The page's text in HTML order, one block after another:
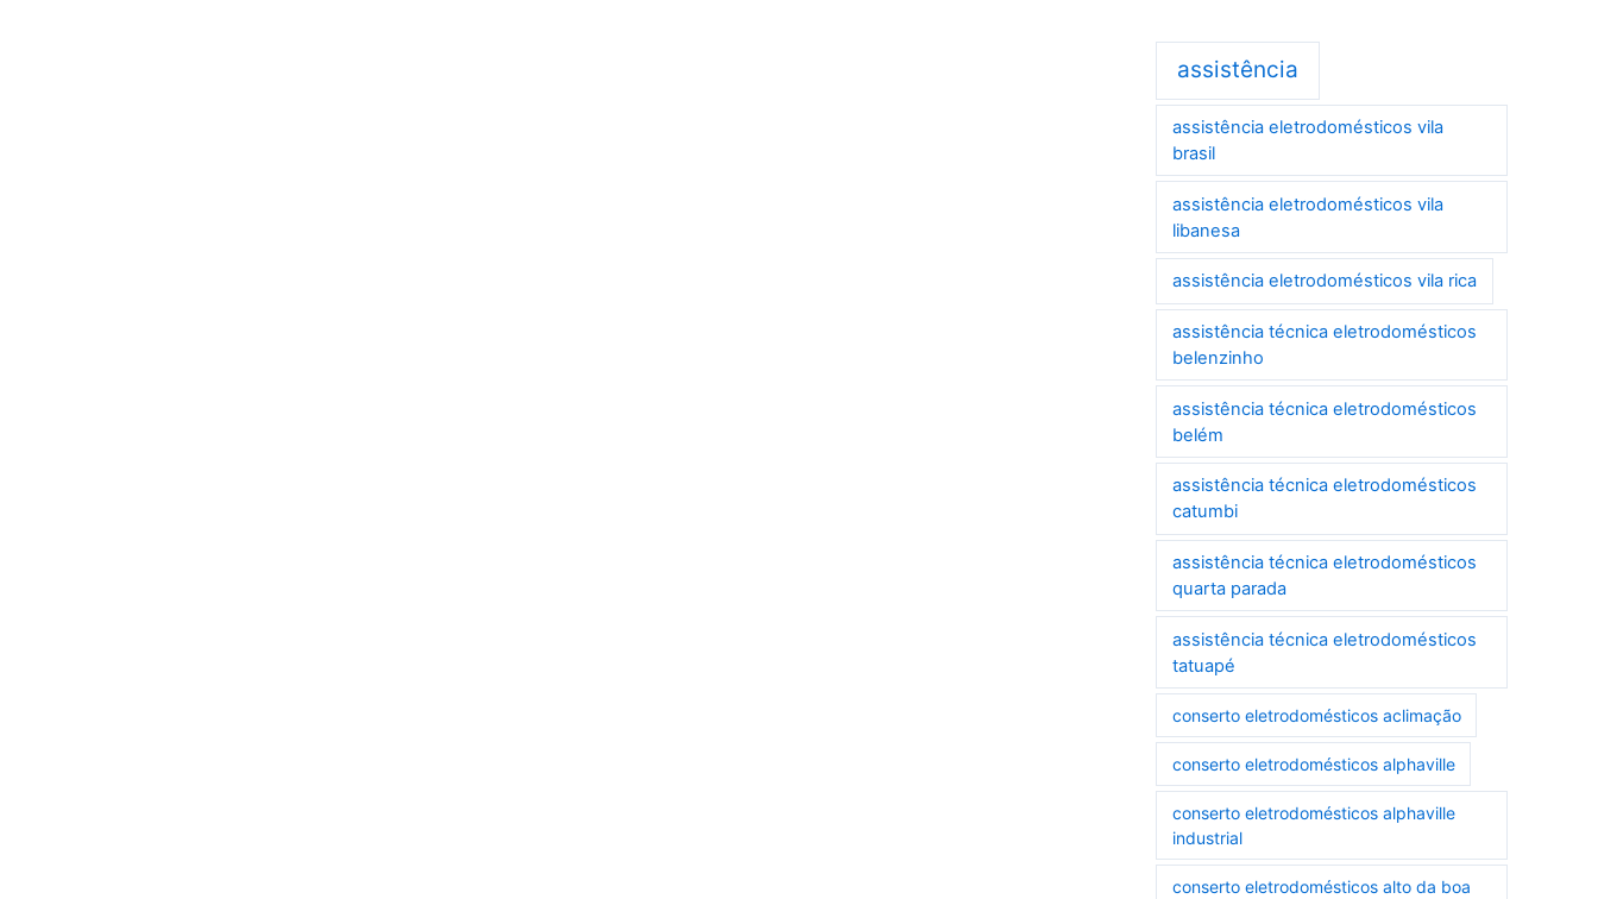
assistência
assistência eletrodomésticos vila
brasil
assistência eletrodomésticos vila
libanesa
assistência eletrodomésticos vila rica
assistência técnica eletrodomésticos
belenzinho
assistência técnica eletrodomésticos
belém
assistência técnica eletrodomésticos
catumbi
assistência técnica eletrodomésticos
quarta parada
assistência técnica eletrodomésticos
tatuapé
conserto eletrodomésticos aclimação
conserto eletrodomésticos alphaville
conserto eletrodomésticos alphaville
industrial
conserto eletrodomésticos alto da boa